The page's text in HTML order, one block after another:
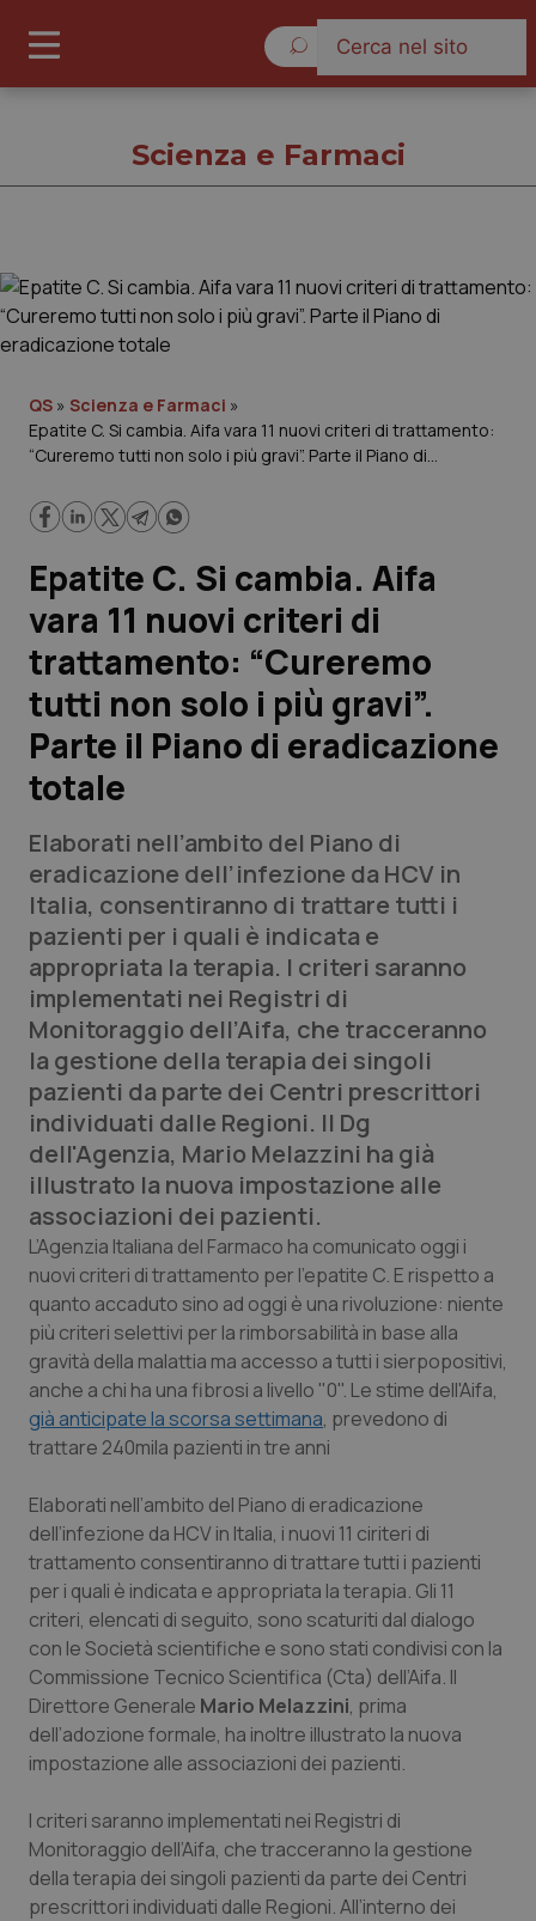
Cronache
Governo e Parlamento
Regioni e Asl
Lavoro e Professioni
Scienza e Farmaci
Studi e Analisi
Lettere al direttore
Edizioni Regionali
QS Pro
Professionisti Sanitari.AI
Abruzzo
Basilicata
Calabria
Campania
Emilia-Romagna
Friuli Venezia Giulia
Lazio
Liguria
Lombardia
Marche
Molise
Piemonte
Provincia Autonoma di Bolzano
Provincia Autonoma di Trento
Puglia
Sardegna
QS Pro Gold
Artrite & artrosi
Asma & BPCO
Car-T
Colesterolo & coronaropatie
Dermatite Atopica
Diabete & glucometri
Disturbi dell’umore
Dolore
Donna & Salute
Epatiti
HIV
Infezioni & Febbre
Ipertensione & Scompenso
Malattie rare
Malattia di Crohn & Rettocolite Ulcerosa
QS Club Newsletter
Scienza e Farmaci
QS » Scienza e Farmaci »
Epatite C. Si cambia. Aifa vara 11 nuovi criteri di trattamento:
“Cureremo tutti non solo i più gravi”. Parte il Piano di
Epatite C. Si cambia. Aifa
vara 11 nuovi criteri di
trattamento: “Cureremo
tutti non solo i più gravi”.
Parte il Piano di eradicazione
totale
Elaborati nell’ambito del Piano di
eradicazione dell’infezione da HCV in
Italia, consentiranno di trattare tutti i
pazienti per i quali è indicata e
appropriata la terapia. I criteri saranno
implementati nei Registri di
Monitoraggio dell’Aifa, che tracceranno
la gestione della terapia dei singoli
pazienti da parte dei Centri prescrittori
individuati dalle Regioni. Il Dg
dell'Agenzia, Mario Melazzini ha già
illustrato la nuova impostazione alle
associazioni dei pazienti.
L’Agenzia Italiana del Farmaco ha comunicato oggi i
nuovi criteri di trattamento per l'epatite C. E rispetto a
quanto accaduto sino ad oggi è una rivoluzione: niente
più criteri selettivi per la rimborsabilità in base alla
gravità della malattia ma accesso a tutti i sierpopositivi,
anche a chi ha una fibrosi a livello "0". Le stime dell'Aifa,
già anticipate la scorsa settimana, prevedono di
trattare 240mila pazienti in tre anni
Elaborati nell’ambito del Piano di eradicazione
dell’infezione da HCV in Italia, i nuovi 11 ciriteri di
trattamento consentiranno di trattare tutti i pazienti
per i quali è indicata e appropriata la terapia. Gli 11
criteri, elencati di seguito, sono scaturiti dal dialogo
con le Società scientifiche e sono stati condivisi con la
Commissione Tecnico Scientifica (Cta) dell’Aifa. Il
Direttore Generale Mario Melazzini, prima
dell’adozione formale, ha inoltre illustrato la nuova
impostazione alle associazioni dei pazienti.
I criteri saranno implementati nei Registri di
Monitoraggio dell’Aifa, che tracceranno la gestione
della terapia dei singoli pazienti da parte dei Centri
prescrittori individuati dalle Regioni. All’interno dei